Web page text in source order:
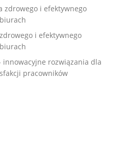
zdrowego i efektywnego
i efektywnego
rozwiązania dla
pracowników